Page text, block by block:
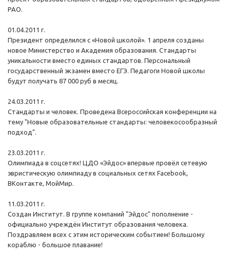
РАО.
01.04.2011 г.
Президент определился с «Новой школой». 1 апреля созданы
новое Министерство и Академия образования. Стандарты
уникальности вместо единых стандартов. Персональный
государственный экзамен вместо ЕГЭ. Педагоги Новой школы
будут получать 87 000 руб в месяц.
24.03.2011 г.
Стандарты и человек. Проведена Всероссийская конференции на
тему "Новые образовательные стандарты: человекосообразный
подход".
23.03.2011 г.
Олимпиада в соцсетях! ЦДО «Эйдос» впервые провёл сетевую
эвристическую олимпиаду в социальных сетях Facebook,
ВКонтакте, МойМир.
11.03.2011 г.
Создан Институт. В группе компаний "Эйдос" пополнение -
официально учреждён Институт образования человека.
Поздравляем всех с этим историческим событием! Большому
кораблю - большое плавание!